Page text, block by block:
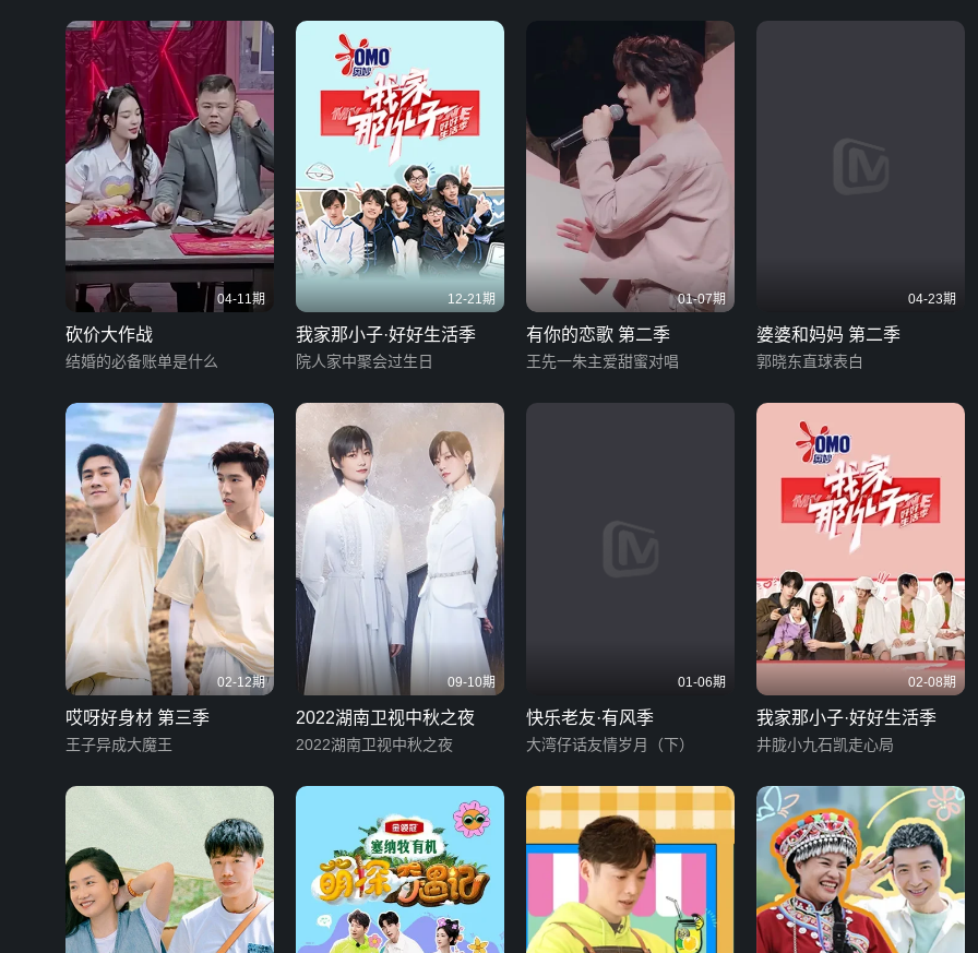
04-11期
砍价大作战
结婚的必备账单是什么
12-21期
我家那小子·好好生活季
院人家中聚会过生日
01-07期
有你的恋歌 第二季
王先一朱主爱甜蜜对唱
04-23期
婆婆和妈妈 第二季
郭晓东直球表白
02-12期
哎呀好身材 第三季
王子异成大魔王
09-10期
2022湖南卫视中秋之夜
2022湖南卫视中秋之夜
01-06期
快乐老友·有风季
大湾仔话友情岁月（下）
02-08期
我家那小子·好好生活季
井胧小九石凯走心局